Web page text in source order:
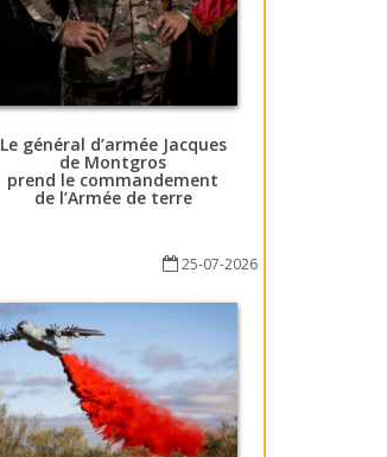
Le général d’armée Jacques
de Montgros
prend le commandement
de l’Armée de terre
25-07-2026